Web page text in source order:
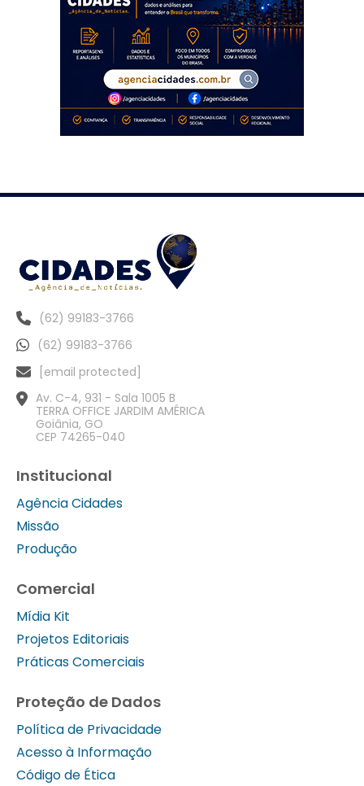
(62) 99183-3766
(62) 99183-3766
[email protected]
Av. C-4, 931 - Sala 1005 B
TERRA OFFICE JARDIM AMÉRICA
Goiânia, GO
CEP 74265-040
Institucional
Agência Cidades
Missão
Produção
Comercial
Mídia Kit
Projetos Editoriais
Práticas Comerciais
Proteção de Dados
Política de Privacidade
Acesso à Informação
Código de Ética